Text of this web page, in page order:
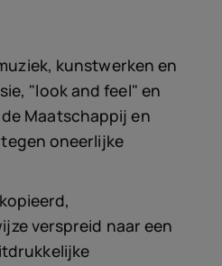
kunstwerken en
"look and feel" en
Maatschappij en
oneerlijke
verspreid naar een